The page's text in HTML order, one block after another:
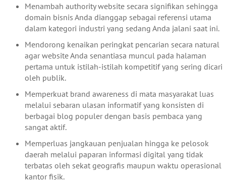
Menambah authority website secara signifikan sehingga
domain bisnis Anda dianggap sebagai referensi utama
dalam kategori industri yang sedang Anda jalani saat ini.
Mendorong kenaikan peringkat pencarian secara natural
agar website Anda senantiasa muncul pada halaman
pertama untuk istilah-istilah kompetitif yang sering dicari
oleh publik.
Memperkuat brand awareness di mata masyarakat luas
melalui sebaran ulasan informatif yang konsisten di
berbagai blog populer dengan basis pembaca yang
sangat aktif.
Memperluas jangkauan penjualan hingga ke pelosok
daerah melalui paparan informasi digital yang tidak
terbatas oleh sekat geografis maupun waktu operasional
kantor fisik.